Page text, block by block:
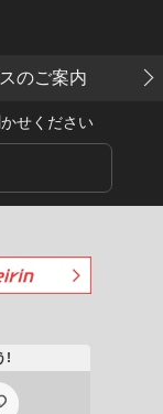
のご案内
せください
!